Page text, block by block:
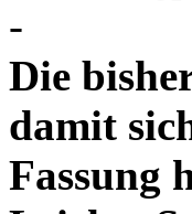
-
Die
damit
Fassung